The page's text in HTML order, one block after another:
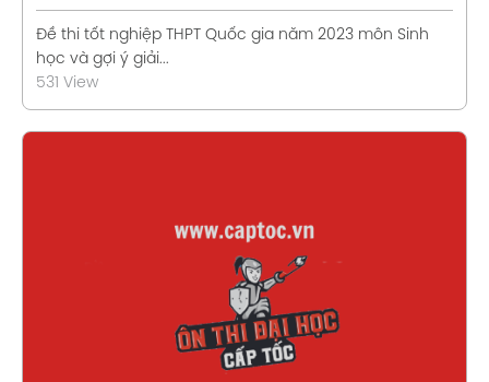
Đề thi tốt nghiệp THPT Quốc gia năm 2023 môn Sinh
học và gợi ý giải...
531 View
Xem chi tiết